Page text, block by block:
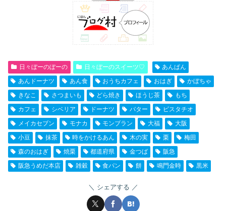
日々ぼーのぼーの 日々ぼーのスイーツ♡
あんぱん
あんドーナツ
あん食 おうちカフェ おはぎ
かぼちゃ
きなこ
さつまいも どら焼き ほうじ茶
もち
カフェ
シベリア ドーナツ バター
ピスタチオ
メイカセブン
モナカ モンブラン 大福
大阪
小豆
抹茶 時をかけるあん 木の実 栗
梅田
森のおはぎ
焼栗 都道府県 金つば
阪急
阪急うめだ本店
雑穀 食パン 餅 鳴門金時 黒米
シェアする